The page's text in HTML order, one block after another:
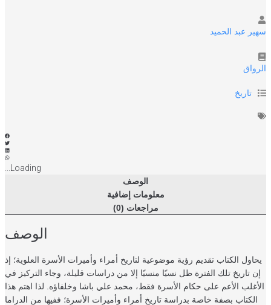
لأمراء
وأميرات
العلوية
سهير عبد الحميد
الرواق
تاريخ
Loading...
الوصف
معلومات إضافية
مراجعات (0)
الوصف
يحاول الكتاب تقديم رؤية موضوعية لتاريخ أمراء وأميرات الأسرة العلوية؛ إذ
إن تاريخ تلك الفترة ظل نسيًا منسيًا إلا من دراسات قليلة، وجاء التركيز في
الأغلب الأعم على حكام الأسرة فقط، محمد علي باشا وخلفاؤه. لذا اهتم هذا
الكتاب بصفة خاصة بدراسة تاريخ أمراء وأميرات الأسرة؛ ففيها من الدراما